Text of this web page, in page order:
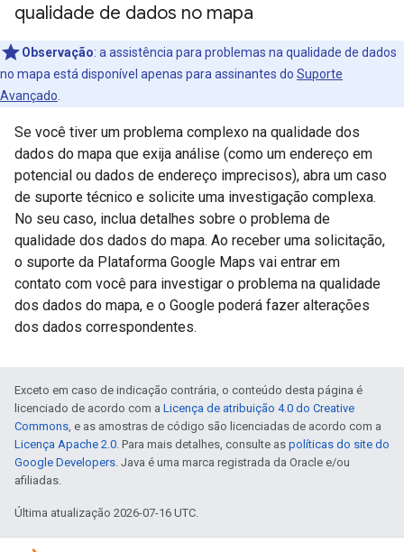
qualidade de dados no mapa
Observação: a assistência para problemas na qualidade de dados
no mapa está disponível apenas para assinantes do Suporte
Avançado
Se você tiver um problema complexo na qualidade dos
dados do mapa que exija análise (como um endereço em
potencial ou dados de endereço imprecisos), abra um caso
de suporte técnico e solicite uma investigação complexa.
No seu caso, inclua detalhes sobre o problema de
qualidade dos dados do mapa. Ao receber uma solicitação,
o suporte da Plataforma Google Maps vai entrar em
contato com você para investigar o problema na qualidade
dos dados do mapa, e o Google poderá fazer alterações
dos dados correspondentes.
Exceto em caso de indicação contrária, o conteúdo desta página é
licenciado de acordo com a Licença de atribuição 4.0 do Creative
Commons , e as amostras de código são licenciadas de acordo com a
Licença Apache 2.0 . Para mais detalhes, consulte as políticas do site do
Google Developers . Java é uma marca registrada da Oracle e/ou
afiliadas.
Última atualização 2026-07-16 UTC.